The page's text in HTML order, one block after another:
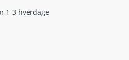
1-3 hverdage